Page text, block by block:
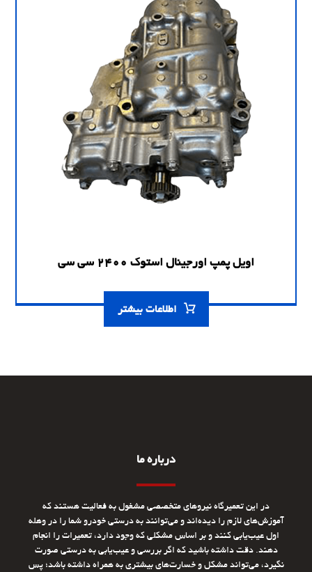
اویل پمپ اورجینال استوک 2400 سی سی
اطلاعات بیشتر
درباره ما
در این تعمیرگاه نیروهای متخصصی مشغول به فعالیت هستند که
آموزش‌های لازم را دیده‌اند و می‌توانند به درستی خودرو شما را در وهله
اول عیب‌یابی کنند و بر اساس مشکلی که وجود دارد، تعمیرات را انجام
دهند. دقت داشته باشید که اگر بررسی و عیب‌یابی به درستی صورت
نگیرد، می‌تواند مشکل و خسارت‌های بیشتری به همراه داشته باشد؛ پس